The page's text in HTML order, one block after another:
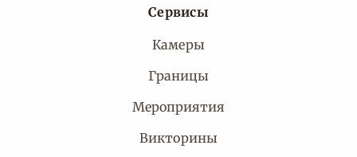
Сервисы
Камеры
Границы
Мероприятия
Викторины